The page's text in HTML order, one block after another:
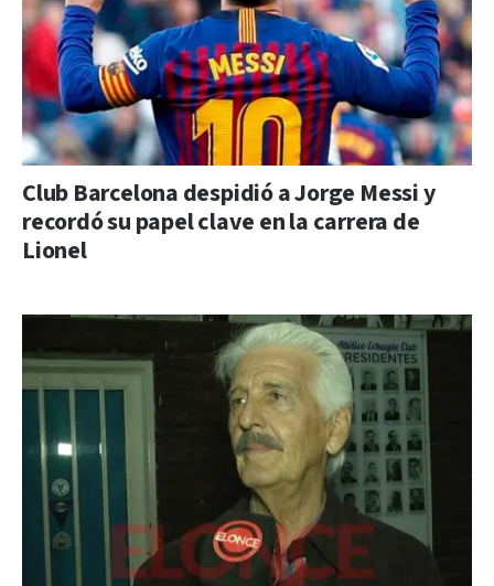
Club Barcelona despidió a Jorge Messi y
recordó su papel clave en la carrera de
Lionel